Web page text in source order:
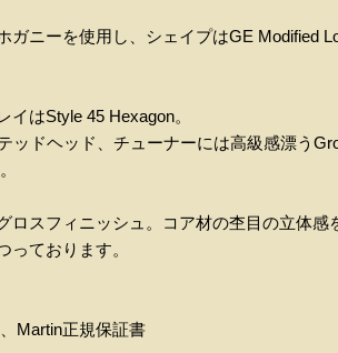
ガニーを使用し、シェイプはGE Modified
はStyle 45 Hexagon。
ッドヘッド、チューナーには高級感漂う
ロスフィニッシュ。コア材の杢目の立体感
っております。
Martin正規保証書